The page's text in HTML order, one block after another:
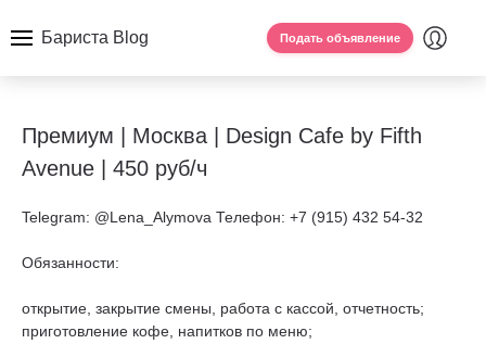
Бариста Blog Подать объявление
Премиум | Москва | Design Cafe by Fifth
Avenue | 450 руб/ч
Telegram: @Lena_Alymova Телефон: +7 (915) 432 54-32
Обязанности:
открытие, закрытие смены, работа с кассой, отчетность;
приготовление кофе, напитков по меню;